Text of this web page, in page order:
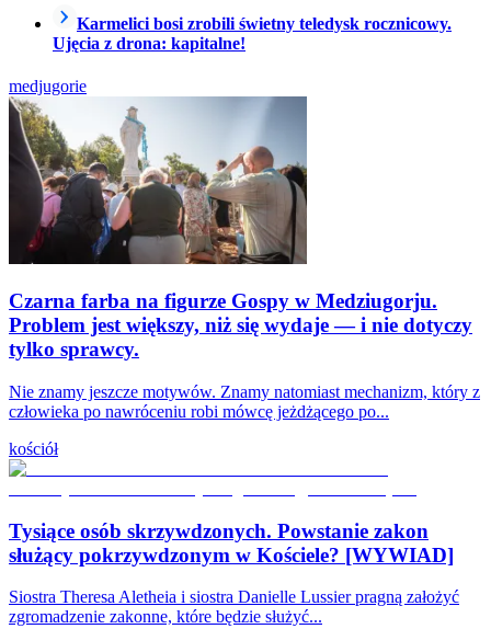
Karmelici bosi zrobili świetny teledysk rocznicowy.
Ujęcia z drona: kapitalne!
medjugorie
Czarna farba na figurze Gospy w Medziugorju.
Problem jest większy, niż się wydaje — i nie dotyczy
tylko sprawcy.
Nie znamy jeszcze motywów. Znamy natomiast mechanizm, który z
człowieka po nawróceniu robi mówcę jeżdżącego po...
kościół
Tysiące osób skrzywdzonych. Powstanie zakon
służący pokrzywdzonym w Kościele? [WYWIAD]
Siostra Theresa Aletheia i siostra Danielle Lussier pragną założyć
zgromadzenie zakonne, które będzie służyć...